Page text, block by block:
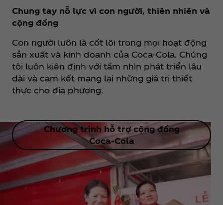
Chung tay nỗ lực vì con người, thiên nhiên và
cộng đồng
Con người luôn là cốt lõi trong mọi hoạt động
sản xuất và kinh doanh của Coca‑Cola. Chúng
tôi luôn kiên định với tầm nhìn phát triển lâu
dài và cam kết mang lại những giá trị thiết
thực cho địa phương.
Chương trình hỗ trợ cộng đồng
Coca‑Cola